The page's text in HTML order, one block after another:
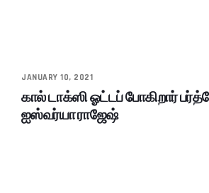
JANUARY 10, 2021
கால் டாக்ஸி ஓட்டப் போகிறார்
ஐஸ்வர்யா ராஜேஷ்